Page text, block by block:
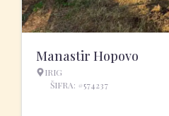
Manastir Hopovo
IRIG
ŠIFRA: #574237